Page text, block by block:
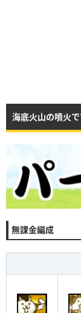
海底火山の噴火
無課金編成